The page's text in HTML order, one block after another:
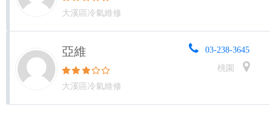
大溪區冷氣維修
亞維
大溪區冷氣維修
03-238-3645
桃園